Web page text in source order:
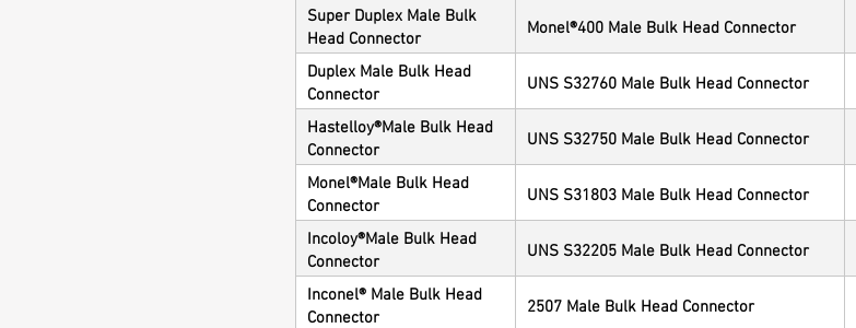
Super Duplex Male Bulk
Head Connector
Monel®400 Male Bulk Head Connector
Duplex Male Bulk Head
Connector
UNS S32760 Male Bulk Head Connector
Hastelloy®Male Bulk Head
Connector
UNS S32750 Male Bulk Head Connector
Monel®Male Bulk Head
Connector
UNS S31803 Male Bulk Head Connector
Incoloy®Male Bulk Head
Connector
UNS S32205 Male Bulk Head Connector
Inconel® Male Bulk Head
Connector
2507 Male Bulk Head Connector